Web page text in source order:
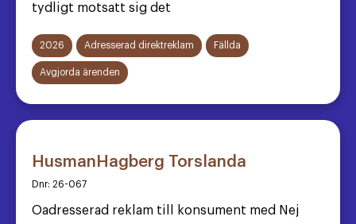
tydligt motsatt sig det
2026 Adresserad direktreklam Fällda
Avgjorda ärenden
HusmanHagberg Torslanda
Dnr: 26-067
Oadresserad reklam till konsument med Nej